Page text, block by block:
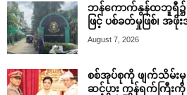
ဘန်ကောက်နွန်ထဘူရီ၌
ဖြင့် ပစ်ခတ်မှုဖြစ်၊ အ
August 7, 2026
စစ်အုပ်စုကို ဖျက်သိမ်း
ဆင့်ပွား ကွန်ရက်ကြီး